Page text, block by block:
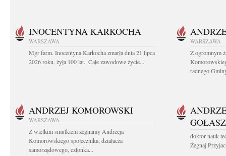
INOCENTYNA KARKOCHA
WARSZAWA
Mgr farm. Inocentyna Karkocha zmarła dnia 21 lipca
2026 roku, żyła 100 lat.. Całe zawodowe życie...
WARSZAWA
Z ogromnym
radnego
ANDRZEJ KOMOROWSKI
WARSZAWA
Z wielkim smutkiem żegnamy Andrzeja
Komorowskiego społecznika, działacza
samorządowego, członka...
doktor nauk
Żegnaj